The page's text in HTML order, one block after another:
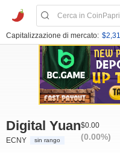
Capitalizzazione di mercato:
Digital Yuan
ECNY sin rango
$0.00
(0.00%)